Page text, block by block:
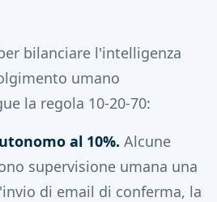
bilanciare l'intelligenza
umano
la regola 10-20-70:
al 10%. Alcune
supervisione umana una
di email di conferma, la